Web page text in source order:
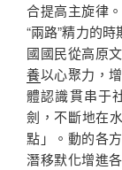
合提高主旋律
“兩路”精力的
國國民從高原
養以心聚力，
體認識貫串于
劍，不斷地在
點」。動的各
潛移默化增進